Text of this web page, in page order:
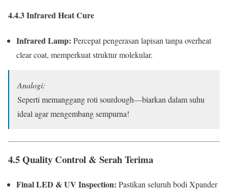
4.4.3 Infrared Heat Cure
Infrared Lamp: Percepat pengerasan lapisan tanpa overheat
clear coat, memperkuat struktur molekular.
Analogi:
Seperti memanggang roti sourdough—biarkan dalam suhu
ideal agar mengembang sempurna!
4.5 Quality Control & Serah Terima
Final LED & UV Inspection: Pastikan seluruh bodi Xpander